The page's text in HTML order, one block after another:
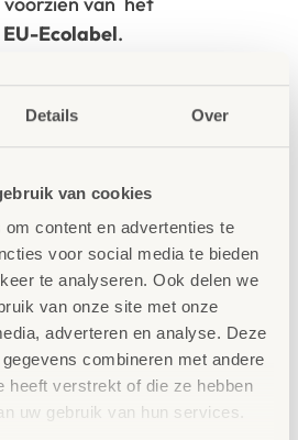
Details Over
van cookies
content en advertenties te
voor social media te bieden
te analyseren. Ook delen we
van onze site met onze
adverteren en analyse. Deze
combineren met andere
heeft verstrekt of die ze hebben
uw gebruik van hun services.
EU-Ecolabel.